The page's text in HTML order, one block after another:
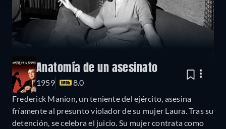
Anatomía de un asesinato
1959
8.0
Frederick Manion, un teniente del ejército, asesina
fríamente al presunto violador de su mujer Laura. Tras su
detención, se celebra el juicio. Su mujer contrata como